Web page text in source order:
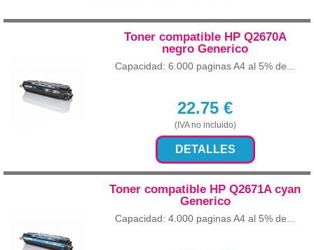
Toner compatible HP Q2670A
negro Generico
Capacidad: 6.000 paginas A4 al 5% de...
22.75 €
(IVA no incluido)
DETALLES
Toner compatible HP Q2671A cyan
Generico
Capacidad: 4.000 paginas A4 al 5% de...